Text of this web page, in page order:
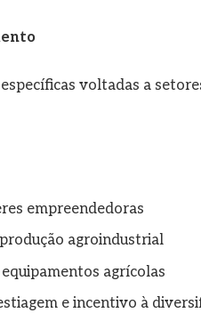
voltadas a
empreendedoras
agroindustrial
agrícolas
e incentivo à